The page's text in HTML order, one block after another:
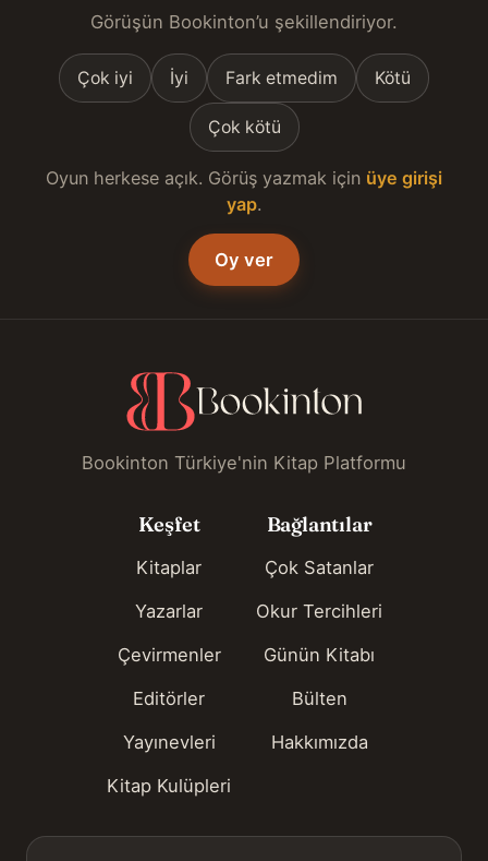
Görüşün Bookinton’u şekillendiriyor.
Çok iyi İyi Fark etmedim Kötü
Çok kötü
Oyun herkese açık. Görüş yazmak için üye girişi
yap.
Oy ver
Bookinton Türkiye'nin Kitap Platformu
Keşfet
Kitaplar
Yazarlar
Çevirmenler
Editörler
Yayınevleri
Kitap Kulüpleri
Bağlantılar
Çok Satanlar
Okur Tercihleri
Günün Kitabı
Bülten
Hakkımızda